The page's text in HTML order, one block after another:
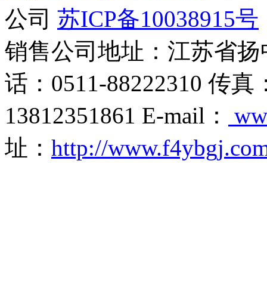
公司 苏ICP备10038915号
销售公司地址：江苏省
话：0511-88222310 传真
13812351861 E-mail：
址： http://